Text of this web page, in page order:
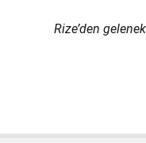
Rize’den